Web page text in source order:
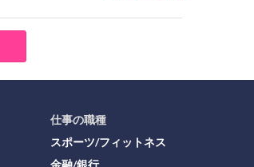
仕事の職種
スポーツ/フィットネス